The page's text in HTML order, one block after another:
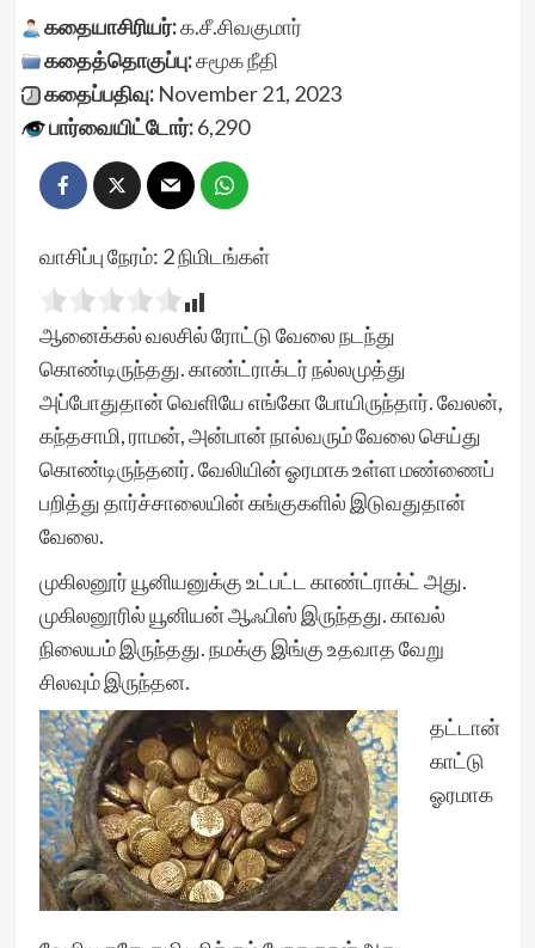
கதையாசிரியர்:க.சீ.சிவகுமார்
கதைத்தொகுப்பு:சமூக நீதி
கதைப்பதிவு:November 21, 2023
பார்வையிட்டோர்:6,290
வாசிப்பு நேரம்: 2நிமிடங்கள்
ஆனைக்கல் வலசில் ரோட்டு வேலை நடந்து
கொண்டிருந்தது. காண்ட்ராக்டர் நல்லமுத்து
அப்போதுதான் வெளியே எங்கோ போயிருந்தார். வேலன்,
கந்தசாமி, ராமன், அன்பான் நால்வரும் வேலை செய்து
கொண்டிருந்தனர். வேலியின் ஓரமாக உள்ள மண்ணைப்
பறித்து தார்ச்சாலையின் கங்குகளில் இடுவதுதான்
வேலை.
முகிலனூர் யூனியனுக்கு உட்பட்ட காண்ட்ராக்ட் அது.
முகிலனூரில் யூனியன் ஆஃபிஸ் இருந்தது. காவல்
நிலையம் இருந்தது. நமக்கு இங்கு உதவாத வேறு
சிலவும் இருந்தன.
தட்டான்
காட்டு
ஓரமாக